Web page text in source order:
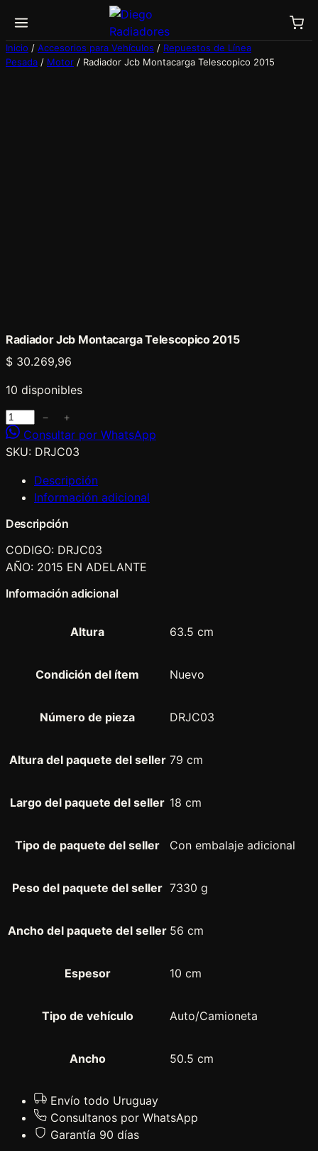
contenido
Inicio / Accesorios para Vehículos / Repuestos de Línea
Pesada / Motor / Radiador Jcb Montacarga Telescopico 2015
Radiador Jcb Montacarga Telescopico 2015
$ 30.269,96
10 disponibles
R
a
d
o
J
c
b
a
c
− +
Consultar por WhatsApp
SKU: DRJC03
Descripción
Información adicional
Descripción
CODIGO: DRJC03
AÑO: 2015 EN ADELANTE
Información adicional
Altura 63.5 cm
Condición del ítem Nuevo
Número de pieza DRJC03
Altura del paquete del seller 79 cm
Largo del paquete del seller 18 cm
Tipo de paquete del seller Con embalaje adicional
Peso del paquete del seller 7330 g
Ancho del paquete del seller 56 cm
Espesor 10 cm
Tipo de vehículo Auto/Camioneta
Ancho 50.5 cm
Envío todo Uruguay
Consultanos por WhatsApp
Garantía 90 días